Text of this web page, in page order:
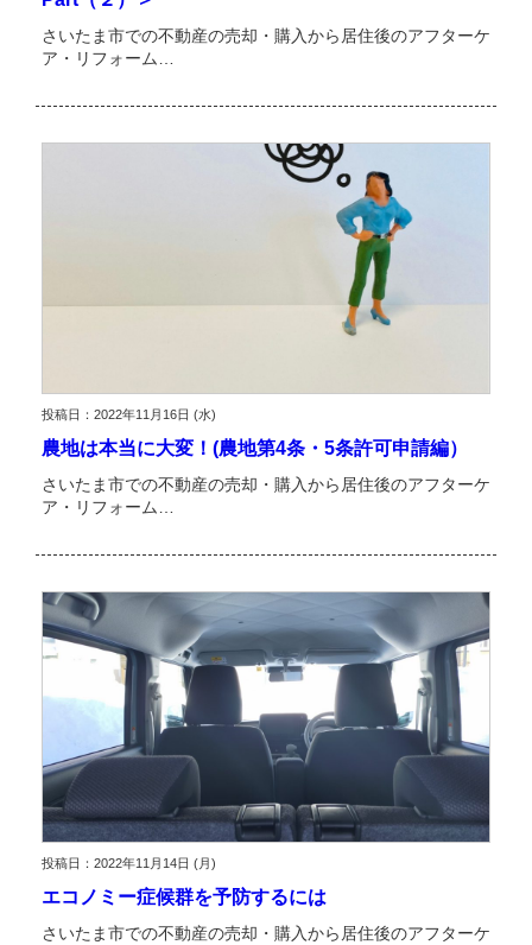
さいたま市での不動産の売却・購入から居住後のアフターケ
ア・リフォーム…
投稿日：2022年11月16日 (水)
農地は本当に大変！(農地第4条・5条許可申請編）
さいたま市での不動産の売却・購入から居住後のアフターケ
ア・リフォーム…
投稿日：2022年11月14日 (月)
エコノミー症候群を予防するには
さいたま市での不動産の売却・購入から居住後のアフターケ